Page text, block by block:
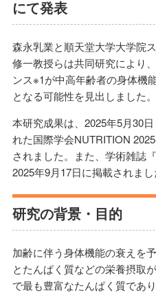
にて発表
森永乳業と順天堂大学大学院
修一教授らは共同研究により
ンス※1が中高年齢者の身体機
となる可能性を見出しました。
本研究成果は、2025年5月30
れた国際学会NUTRITION
されました。また、学術雑誌
2025年9月17日に掲載されまし
研究の背景・目的
加齢に伴う身体機能の衰えを
とたんぱく質などの栄養摂取
で最も豊富なたんぱく質であ